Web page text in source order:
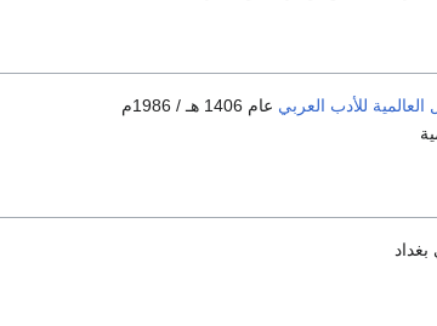
للأدب العربي عام 1406 هـ / 1986م